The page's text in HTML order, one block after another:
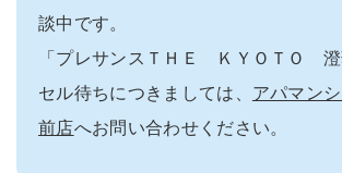
談中です。
「プレサンスＴＨＥ ＫＹＯＴＯ 澄
セル待ちにつきましては、 アパマン
前店へお問い合わせください。